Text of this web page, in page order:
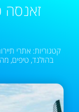
קטגוריות: אתרי
בהולנד, טיפים,